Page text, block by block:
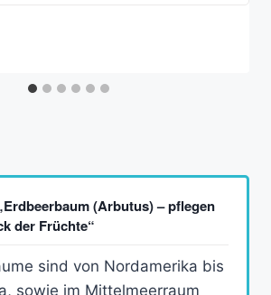
(Arbutus) – pflegen
der Früchte“
sind von Nordamerika bis
sowie im Mittelmeerraum